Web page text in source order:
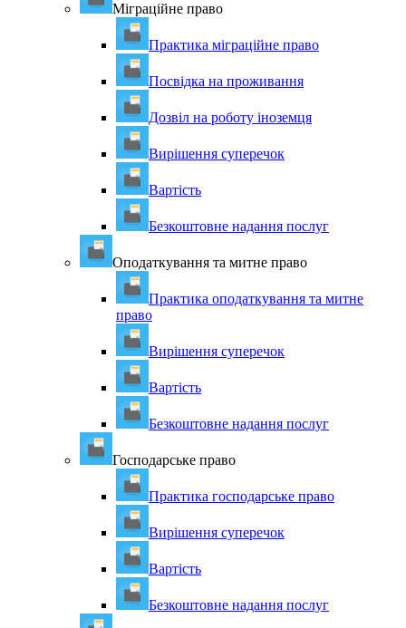
Міграційне право
Практика міграційне право
Посвідка на проживання
Дозвіл на роботу іноземця
Вирішення суперечок
Вартість
Безкоштовне надання послуг
Оподаткування та митне право
Практика оподаткування та митне
право
Вирішення суперечок
Вартість
Безкоштовне надання послуг
Господарське право
Практика господарське право
Вирішення суперечок
Вартість
Безкоштовне надання послуг